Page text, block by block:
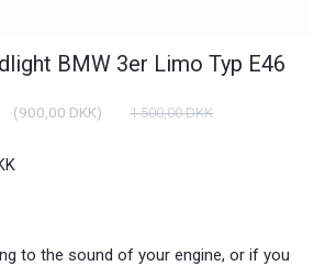
BMW 3er Limo Typ E46
to the sound of your engine, or if you
(900,00 DKK) 1.500,00 DKK